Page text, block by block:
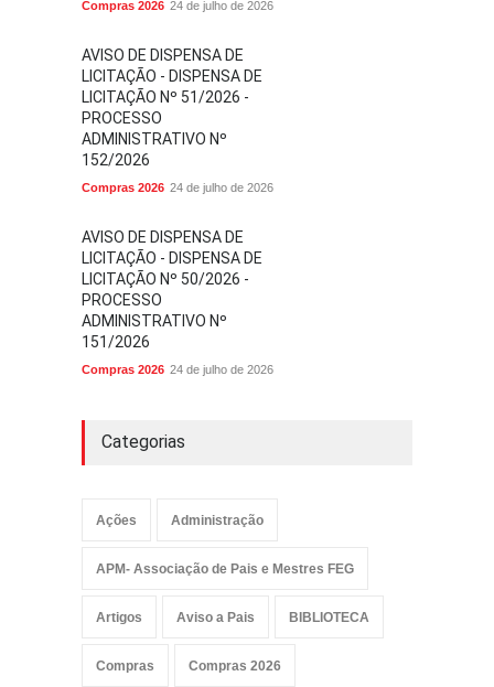
Compras 2026 24 de julho de 2026
AVISO DE DISPENSA DE
LICITAÇÃO - DISPENSA DE
LICITAÇÃO Nº 51/2026 -
PROCESSO
ADMINISTRATIVO Nº
152/2026
Compras 2026 24 de julho de 2026
AVISO DE DISPENSA DE
LICITAÇÃO - DISPENSA DE
LICITAÇÃO Nº 50/2026 -
PROCESSO
ADMINISTRATIVO Nº
151/2026
Compras 2026 24 de julho de 2026
Categorias
Ações Administração
APM- Associação de Pais e Mestres FEG
Artigos Aviso a Pais BIBLIOTECA
Compras Compras 2026